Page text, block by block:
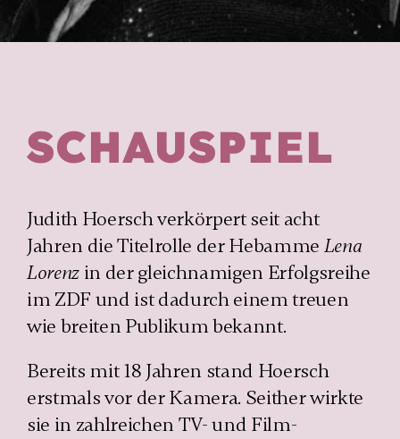
SCHAUSPIEL
Judith Hoersch verkörpert seit acht
Jahren die Titel­rolle der Hebamme Lena
Lorenz in der gleichnamigen Erfolgs­reihe
im ZDF und ist dadurch einem treuen
wie breiten Publikum bekannt.
Bereits mit 18 Jahren stand Hoersch
erstmals vor der Kamera. Seither wirkte
sie in zahlreichen TV- und Film­